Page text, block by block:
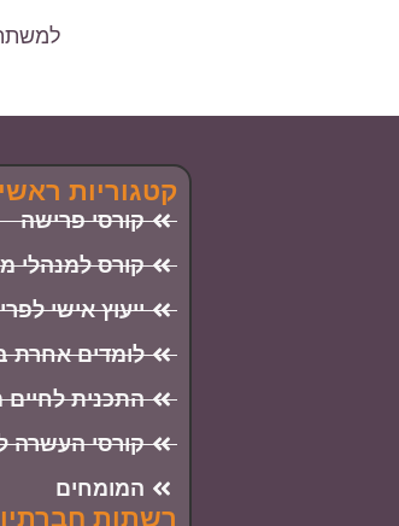
קטגוריות
קורסי פרישה
קורס למנהלי
ייעוץ אישי
לומדים אחרת
התכנית
קורסי העשרה
המומחים
רשתות